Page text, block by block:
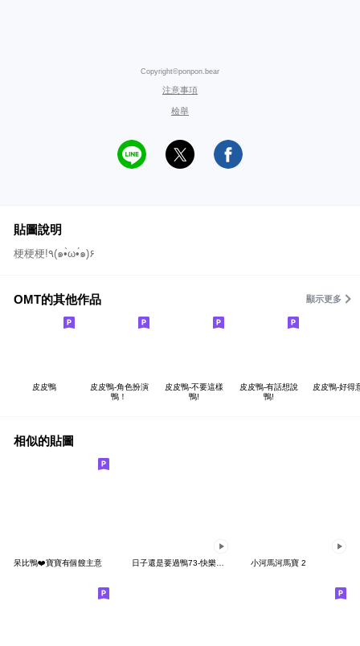
Copyright©ponpon.bear
注意事項
檢舉
貼圖說明
梗梗梗!٩(๑•̀ω•́๑)۶
OMT的其他作品 顯示更多
皮皮鴨
皮皮鴨-角色扮演
鴨！
皮皮鴨-不要這樣
鴨!
皮皮鴨-有話想說
鴨!
皮皮鴨-好得
相似的貼圖
呆比鴨❤️寶寶有個餿主意 日子還是要過鴨73-快樂小鴨鴨 小河馬河馬寶 2